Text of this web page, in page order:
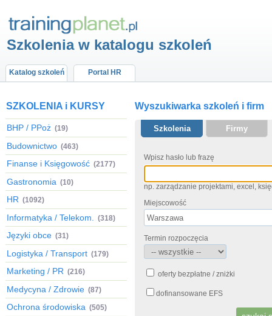
Szkolenia w katalogu szkoleń
Katalog szkoleń Portal HR
SZKOLENIA i KURSY
BHP / PPoż (19)
Budownictwo (463)
Finanse i Księgowość (2177)
Gastronomia (10)
HR (1092)
Informatyka / Telekom. (318)
Języki obce (31)
Logistyka / Transport (179)
Marketing / PR (216)
Medycyna / Zdrowie (87)
Ochrona środowiska (505)
Wyszukiwarka szkoleń i firm
Szkolenia Firmy
Wpisz hasło lub frazę
np. zarządzanie projektami, excel,
Miejscowość
Termin rozpoczęcia
oferty bezpłatne / zniżki
dofinansowane EFS